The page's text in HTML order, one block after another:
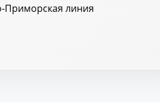
Приморская линия